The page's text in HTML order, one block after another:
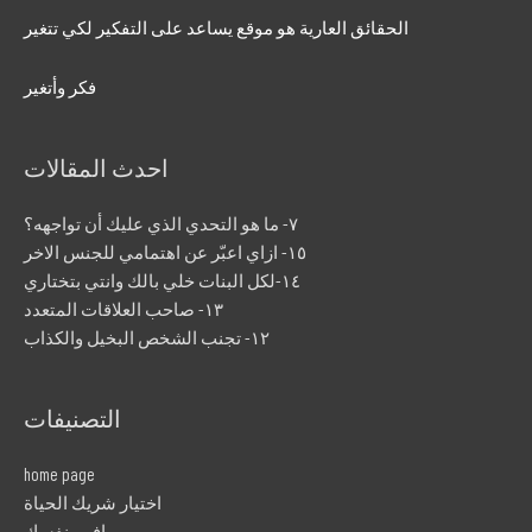
الحقائق العارية هو موقع يساعد على التفكير لكي تتغير
فكر وأتغير
احدث المقالات
٧- ما هو التحدي الذي عليك أن تواجهه؟
١٥- ازاي اعبّر عن اهتمامي للجنس الاخر
١٤-لكل البنات خلي بالك وانتي بتختاري
١٣- صاحب العلاقات المتعدد
١٢- تجنب الشخص البخيل والكذاب
التصنيفات
home page
اختيار شريك الحياة